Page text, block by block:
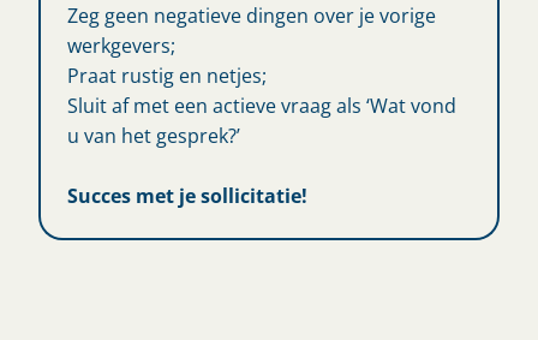
Zeg geen negatieve dingen over je vorige
werkgevers;
Praat rustig en netjes;
Sluit af met een actieve vraag als ‘Wat vond
u van het gesprek?’
Succes met je sollicitatie!